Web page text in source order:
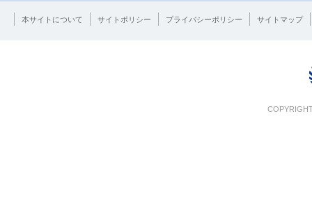
本サイトについて サイトポリシー プライバシーポリシー サイトマップ